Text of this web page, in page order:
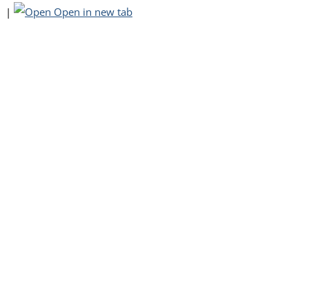
|
Open in new tab